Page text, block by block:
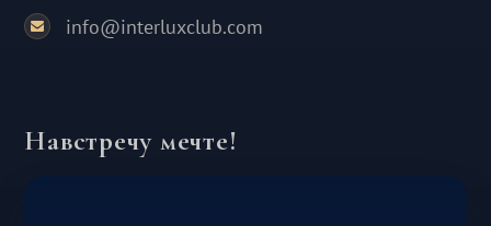
info@interluxclub.com
Навстречу мечте!